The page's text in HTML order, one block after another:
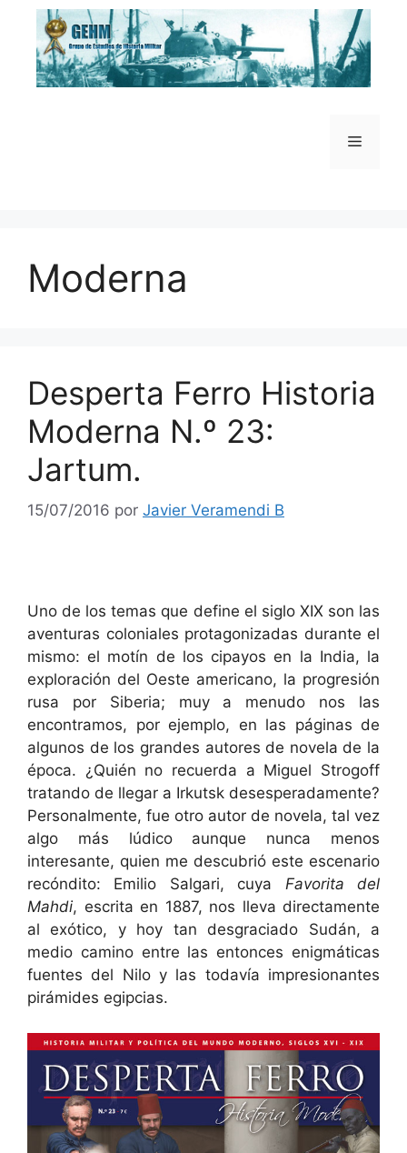
Saltar
contenido
Menú
Moderna
Desperta Ferro Historia
Moderna N.º 23:
Jartum.
15/07/2016 por Javier Veramendi B
Uno de los temas que define el siglo XIX son las
aventuras coloniales protagonizadas durante el
mismo: el motín de los cipayos en la India, la
exploración del Oeste americano, la progresión
rusa por Siberia; muy a menudo nos las
encontramos, por ejemplo, en las páginas de
algunos de los grandes autores de novela de la
época. ¿Quién no recuerda a Miguel Strogoff
tratando de llegar a Irkutsk desesperadamente?
Personalmente, fue otro autor de novela, tal vez
algo más lúdico aunque nunca menos
interesante, quien me descubrió este escenario
recóndito: Emilio Salgari, cuya Favorita del
Mahdi, escrita en 1887, nos lleva directamente
al exótico, y hoy tan desgraciado Sudán, a
medio camino entre las entonces enigmáticas
fuentes del Nilo y las todavía impresionantes
pirámides egipcias.